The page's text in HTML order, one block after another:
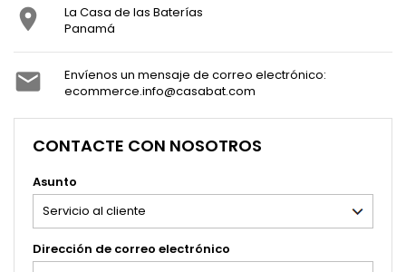

La Casa de las Baterías
Panamá

Envíenos un mensaje de correo electrónico:
ecommerce.info@casabat.com
CONTACTE CON NOSOTROS
Asunto
Dirección de correo electrónico